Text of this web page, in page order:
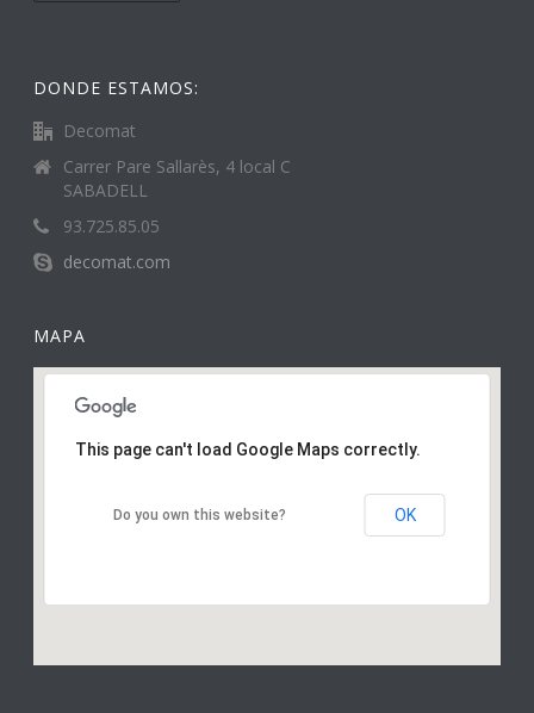
DONDE ESTAMOS:
Decomat
Carrer Pare Sallarès, 4 local C
SABADELL
93.725.85.05
decomat.com
MAPA
This page can't load Google Maps correctly.
Do you own this website? OK